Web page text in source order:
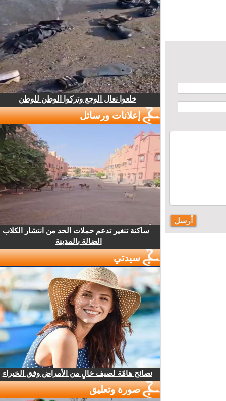
خلعوا نعال الوجع وتركوا الوطن للوطن
إعلانات ورسائل
ساكنة تنغير تدعم حملات الحد من انتشار الكلاب
الضالة بالمدينة
سيدتي
نصائح هامّة لصيف خالٍ من الأمراض وفق الخبراء
صورة وتعليق